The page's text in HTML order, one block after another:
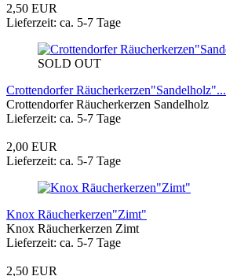
2,50 EUR
Lieferzeit: ca. 5-7 Tage
SOLD OUT
Crottendorfer Räucherkerzen"Sandelholz"...
Crottendorfer Räucherkerzen Sandelholz
Lieferzeit: ca. 5-7 Tage
2,00 EUR
Lieferzeit: ca. 5-7 Tage
Knox Räucherkerzen"Zimt"
Knox Räucherkerzen Zimt
Lieferzeit: ca. 5-7 Tage
2,50 EUR